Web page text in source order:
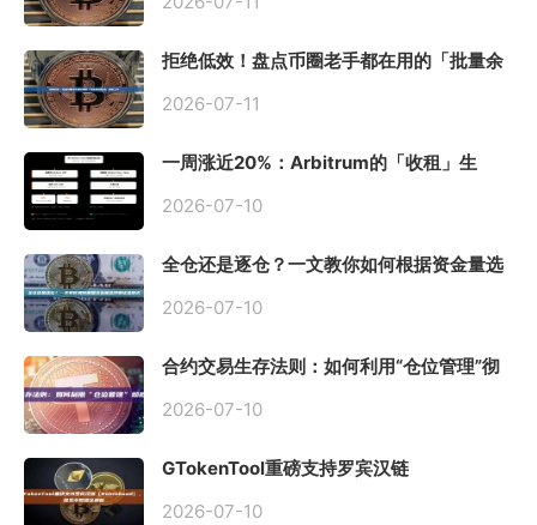
拒绝低效！盘点币圈老手都在用的「批量余
2026-07-11
一周涨近20%：Arbitrum的「收租」生
2026-07-10
全仓还是逐仓？一文教你如何根据资金量选
2026-07-10
合约交易生存法则：如何利用“仓位管理”彻
2026-07-10
GTokenTool重磅支持罗宾汉链
2026-07-10